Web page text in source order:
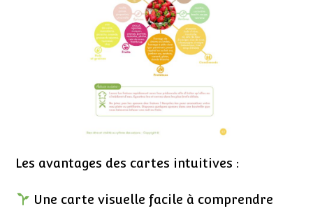
Les avantages des cartes intuitives :
Une carte visuelle facile à comprendre